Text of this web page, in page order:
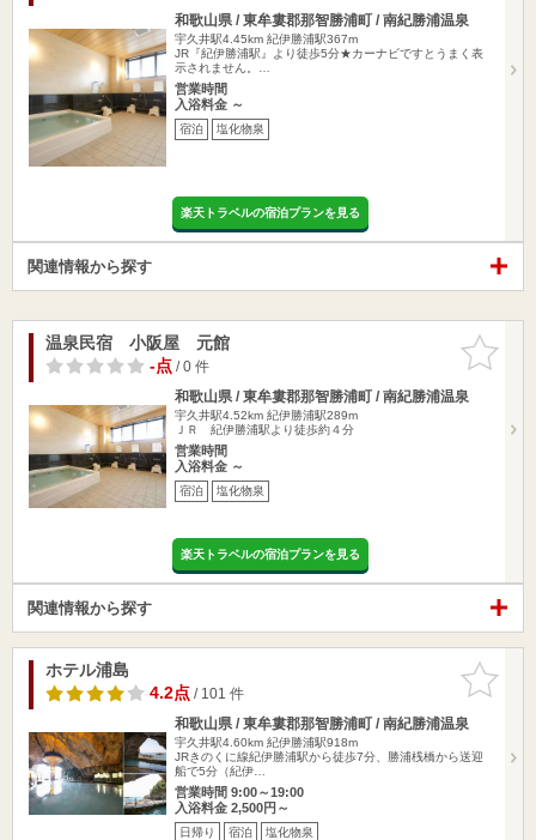
和歌山県 / 東牟婁郡那智勝浦町 / 南紀勝浦温泉
宇久井駅4.45km 紀伊勝浦駅367m
JR『紀伊勝浦駅』より徒歩5分★カーナビですとうまく表
示されません。…
営業時間
入浴料金 ～
宿泊 塩化物泉
楽天トラベルの宿泊プランを見る
関連情報から探す
お気に入
りに追加
温泉民宿 小阪屋 元館
-点/ 0 件
和歌山県 / 東牟婁郡那智勝浦町 / 南紀勝浦温泉
宇久井駅4.52km 紀伊勝浦駅289m
ＪＲ 紀伊勝浦駅より徒歩約４分
営業時間
入浴料金 ～
宿泊 塩化物泉
楽天トラベルの宿泊プランを見る
関連情報から探す
お気に入
りに追加
ホテル浦島
4.2点/ 101 件
和歌山県 / 東牟婁郡那智勝浦町 / 南紀勝浦温泉
宇久井駅4.60km 紀伊勝浦駅918m
JRきのくに線紀伊勝浦駅から徒歩7分、勝浦桟橋から送迎
船で5分（紀伊…
営業時間 9:00～19:00
入浴料金 2,500円～
日帰り 宿泊 塩化物泉